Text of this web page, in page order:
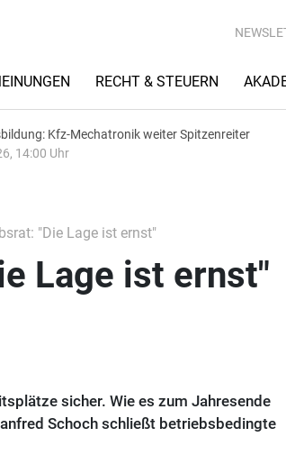
RECHT & STEUERN
Kfz-Mechatronik weiter Spitzenreiter
14:00 Uhr
"Die Lage ist ernst"
Lage ist ernst"
sicher. Wie es zum Jahresende
Schoch schließt betriebsbedingte